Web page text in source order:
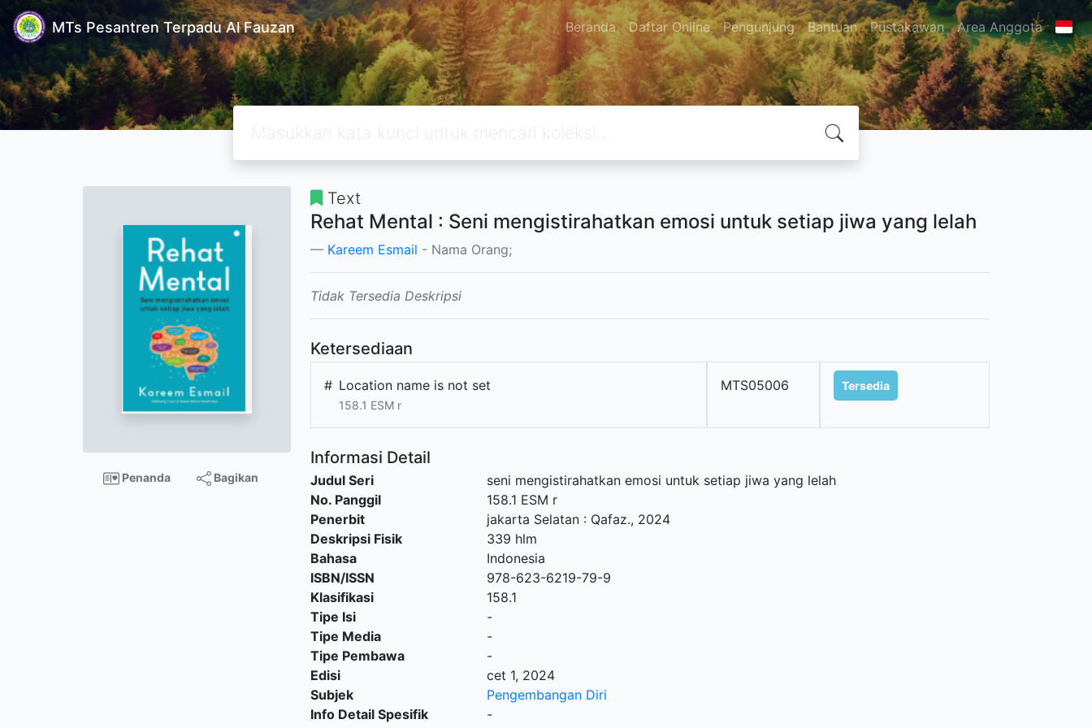
MTs Pesantren Terpadu Al Fauzan Beranda Daftar Online Pengunjung Bantuan Pustakawan Area Anggota
Penanda Bagikan
Text
Rehat Mental : Seni mengistirahatkan emosi untuk setiap jiwa yang lelah
Kareem Esmail - Nama Orang;
Tidak Tersedia Deskripsi
Ketersediaan
# Location name is not set
158.1 ESM r
MTS05006 Tersedia
Informasi Detail
Judul Seri
seni mengistirahatkan emosi untuk setiap jiwa yang lelah
No. Panggil
158.1 ESM r
Penerbit
jakarta Selatan: Qafaz., 2024
Deskripsi Fisik
339 hlm
Bahasa
Indonesia
ISBN/ISSN
978-623-6219-79-9
Klasifikasi
158.1
Tipe Isi
-
Tipe Media
-
Tipe Pembawa
-
Edisi
cet 1, 2024
Subjek
Pengembangan Diri
Info Detail Spesifik
-